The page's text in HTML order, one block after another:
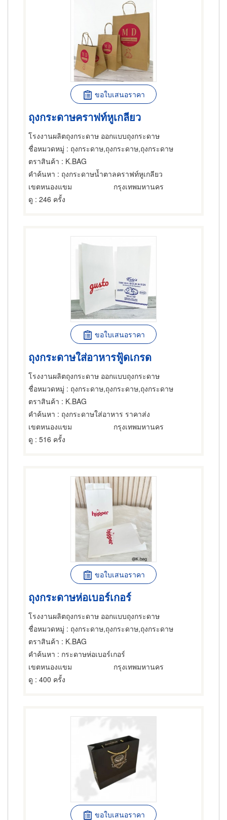
ขอใบเสนอราคา
ถุงกระดาษคราฟท์หูเกลียว
โรงงานผลิตถุงกระดาษ ออกแบบถุงกระดาษ
ชื่อหมวดหมู่ : ถุงกระดาษ,ถุงกระดาษ,ถุงกระดาษ
ตราสินค้า : K.BAG
คำค้นหา : ถุงกระดาษน้ำตาลคราฟท์หูเกลียว
เขตหนองแขม
กรุงเทพมหานคร
ดู : 246 ครั้ง
ขอใบเสนอราคา
ถุงกระดาษใส่อาหารฟู้ดเกรด
โรงงานผลิตถุงกระดาษ ออกแบบถุงกระดาษ
ชื่อหมวดหมู่ : ถุงกระดาษ,ถุงกระดาษ,ถุงกระดาษ
ตราสินค้า : K.BAG
คำค้นหา : ถุงกระดาษใส่อาหาร ราคาส่ง
เขตหนองแขม
กรุงเทพมหานคร
ดู : 516 ครั้ง
ขอใบเสนอราคา
ถุงกระดาษห่อเบอร์เกอร์
โรงงานผลิตถุงกระดาษ ออกแบบถุงกระดาษ
ชื่อหมวดหมู่ : ถุงกระดาษ,ถุงกระดาษ,ถุงกระดาษ
ตราสินค้า : K.BAG
คำค้นหา : กระดาษห่อเบอร์เกอร์
เขตหนองแขม
กรุงเทพมหานคร
ดู : 400 ครั้ง
ขอใบเสนอราคา